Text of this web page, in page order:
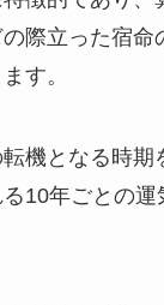
際立った宿命
す。
機となる時期
10年ごとの運